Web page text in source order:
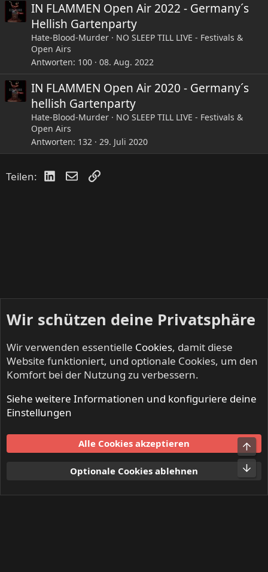
IN FLAMMEN Open Air 2022 - Germany´s
Hellish Gartenparty
Hate-Blood-Murder
NO SLEEP TILL LIVE - Festivals &
Open Airs
Antworten 100 08. Aug. 2022
IN FLAMMEN Open Air 2020 - Germany´s
hellish Gartenparty
Hate-Blood-Murder
NO SLEEP TILL LIVE - Festivals &
Open Airs
Antworten 132 29. Juli 2020
Teilen: LinkedIn
E-MailLink
NO SLEEP TILL LIVE - Festivals & Open Airs
Nutzungsbedingungen
Datenschutz
S
Wir schützen deine Privatsphäre
Wir verwenden essentielle Cookies, damit diese
Website funktioniert, und optionale Cookies, um den
Komfort bei der Nutzung zu verbessern.
Siehe weitere Informationen und konfiguriere deine
Einstellungen
Alle Cookies akzeptieren
Optionale Cookies ablehnen